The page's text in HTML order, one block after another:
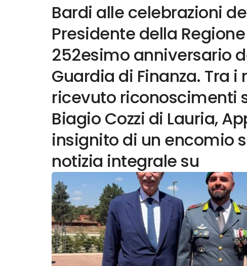
Bardi alle celebrazioni
Presidente della
252esimo anniversario
Guardia di Finanza. Tra
ricevuto riconoscimenti
Biagio Cozzi di Lauria,
insignito di un encomio
notizia integrale su